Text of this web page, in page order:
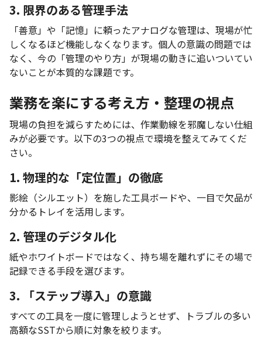
3. 限界のある管理手法
「善意」や「記憶」に頼ったアナログな管理は、現場が忙
しくなるほど機能しなくなります。個人の意識の問題では
なく、今の「管理のやり方」が現場の動きに追いついてい
ないことが本質的な課題です。
業務を楽にする考え方・整理の視点
現場の負担を減らすためには、作業動線を邪魔しない仕組
みが必要です。以下の3つの視点で環境を整えてみてくだ
さい。
1. 物理的な「定位置」の徹底
影絵（シルエット）を施した工具ボードや、一目で欠品が
分かるトレイを活用します。
2. 管理のデジタル化
紙やホワイトボードではなく、持ち場を離れずにその場で
記録できる手段を選びます。
3. 「ステップ導入」の意識
すべての工具を一度に管理しようとせず、トラブルの多い
高額なSSTから順に対象を絞ります。